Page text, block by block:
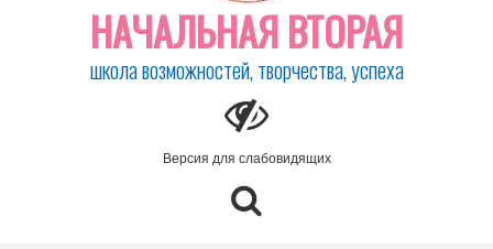
НАЧАЛЬНАЯ ВТОРАЯ
школа возможностей, творчества, успеха
Версия для слабовидящих